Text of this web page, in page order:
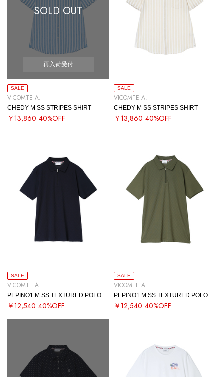
SOLD OUT
再入荷受付
SALE
VICOMTE A.
CHEDY M SS STRIPES SHIRT
￥13,860 40%OFF
SALE
VICOMTE A.
CHEDY M SS STRIPES SHIRT
￥13,860 40%OFF
SALE
VICOMTE A.
PEPINO1 M SS TEXTURED POLO
￥12,540 40%OFF
SALE
VICOMTE A.
PEPINO1 M SS TEXTURED POLO
￥12,540 40%OFF